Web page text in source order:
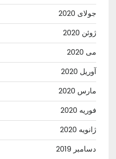
جولای 2020
ژوئن 2020
می 2020
آوریل 2020
مارس 2020
فوریه 2020
ژانویه 2020
دسامبر 2019